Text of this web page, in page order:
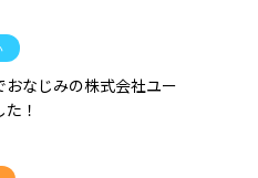
なじみの株式会社ユー
！